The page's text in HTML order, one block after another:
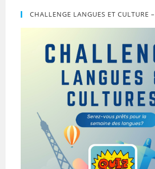
CHALLENGE LANGUES ET CULTURE